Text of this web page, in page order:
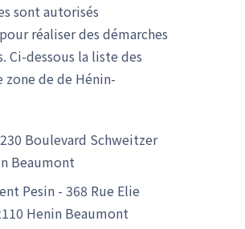
sont autorisés
réaliser des démarches
Ci-dessous la liste des
zone de de Hénin-
Boulevard Schweitzer
Beaumont
Pesin - 368 Rue Elie
Henin Beaumont